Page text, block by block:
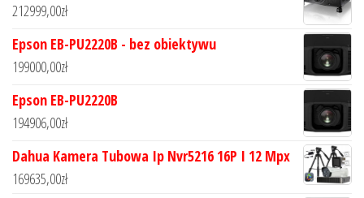
212999,00zł
Epson EB-PU2220B - bez obiektywu
199000,00zł
Epson EB-PU2220B
194906,00zł
Dahua Kamera Tubowa Ip Nvr5216 16P I 12 Mpx
169635,00zł